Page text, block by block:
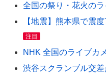
全国の祭り・花火の
【地震】熊本県で震
注目
NHK 全国のライブカ
渋谷スクランブル交